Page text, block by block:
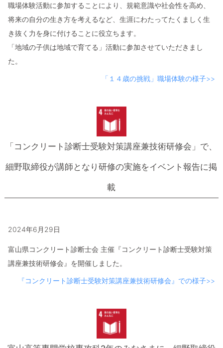
職場体験活動に参加することにより、規範意識や社会性を高め、
将来の自分の生き方を考えるなど、生涯にわたってたくましく生
き抜く力を身に付けることに役立ちます。
「地域の子供は地域で育てる」活動に参加させていただきまし
た。
「１４歳の挑戦」職場体験の様子>>
「コンクリート診断士受験対策講座兼技術研修会」で、
細野取締役が講師となり研修の実施をイベント報告に掲
載
2024年6月29日
富山県コンクリート診断士会 主催『コンクリート診断士受験対策
講座兼技術研修会』を開催しました。
『コンクリート診断士受験対策講座兼技術研修会』での様子>>